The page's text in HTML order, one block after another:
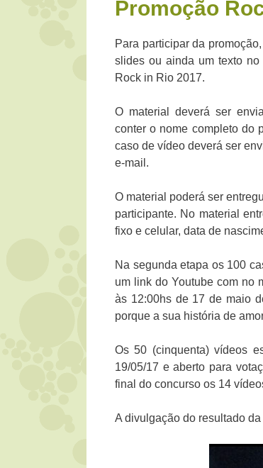
Promoção
Para participar da
slides ou ainda um texto
Rock in Rio 2017.
O material deverá ser
conter o nome completo do
caso de vídeo deverá ser
e-mail.
O material poderá ser
participante. No material
fixo e celular, data de
Na segunda etapa os 100
um link do Youtube com no
às 12:00hs de 17 de maio
porque a sua história de
Os 50 (cinquenta) vídeos
19/05/17 e aberto para
final do concurso os 14
A divulgação do resultado